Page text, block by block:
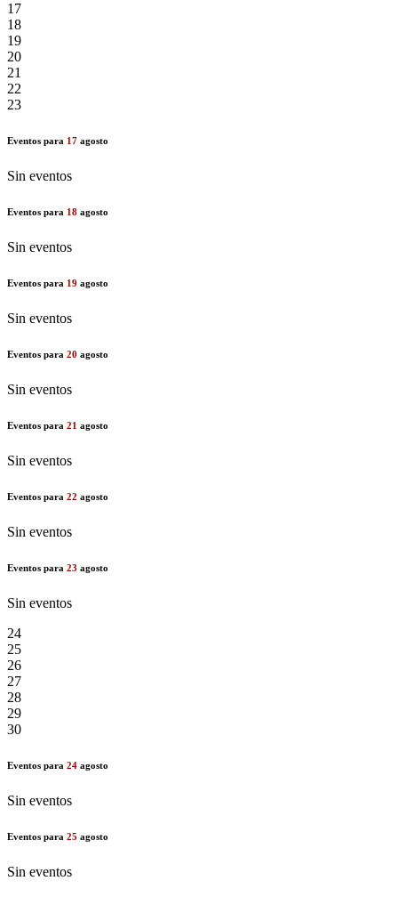
17
18
19
20
21
22
23
Eventos para 17 agosto
Sin eventos
Eventos para 18 agosto
Sin eventos
Eventos para 19 agosto
Sin eventos
Eventos para 20 agosto
Sin eventos
Eventos para 21 agosto
Sin eventos
Eventos para 22 agosto
Sin eventos
Eventos para 23 agosto
Sin eventos
24
25
26
27
28
29
30
Eventos para 24 agosto
Sin eventos
Eventos para 25 agosto
Sin eventos